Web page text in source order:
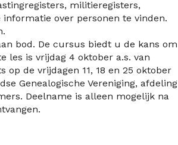
militieregisters,
over personen te vinden.
bod. De cursus biedt u de kans om
les is vrijdag 4 oktober a.s. van
op de vrijdagen 11, 18 en 25 oktober
Genealogische Vereniging, afdeling
Deelname is alleen mogelijk na